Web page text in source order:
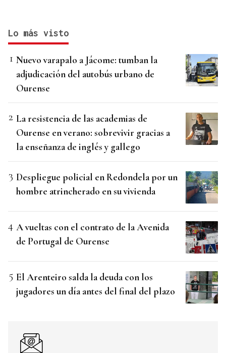
Lo más visto
Nuevo varapalo a Jácome: tumban la
adjudicación del autobús urbano de
Ourense
La resistencia de las academias de
Ourense en verano: sobrevivir gracias a
la enseñanza de inglés y gallego
Despliegue policial en Redondela por un
hombre atrincherado en su vivienda
A vueltas con el contrato de la Avenida
de Portugal de Ourense
El Arenteiro salda la deuda con los
jugadores un día antes del final del plazo